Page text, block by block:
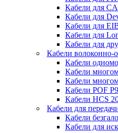
Кабели для
Кабели для
Кабели для
Кабели для
Кабели для
Кабели волоконно-
Кабели
Кабели
Кабели
Кабели POF
Кабели HCS
Кабели для
Кабели
Кабели для